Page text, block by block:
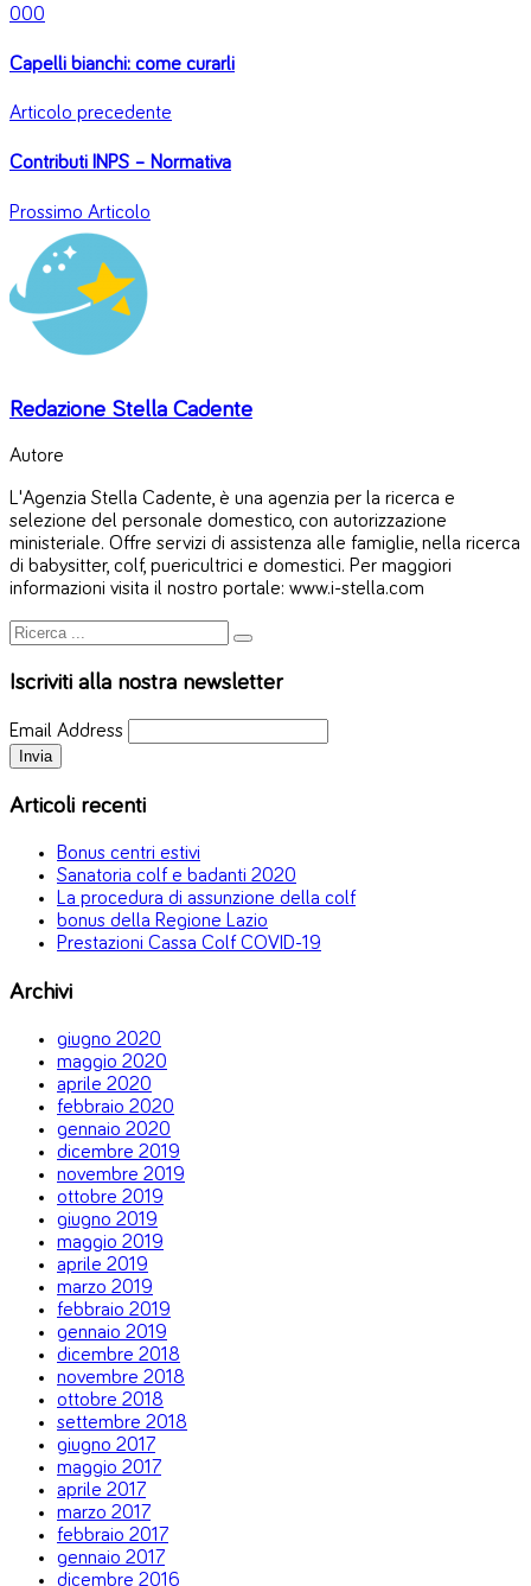
000
Capelli bianchi: come curarli
Articolo precedente
Contributi INPS – Normativa
Prossimo Articolo
Redazione Stella Cadente
Autore
L'Agenzia Stella Cadente, è una agenzia per la ricerca e
selezione del personale domestico, con autorizzazione
ministeriale. Offre servizi di assistenza alle famiglie, nella ricerca
di babysitter, colf, puericultrici e domestici. Per maggiori
informazioni visita il nostro portale: www.i-stella.com
Iscriviti alla nostra newsletter
Email Address
Articoli recenti
Bonus centri estivi
Sanatoria colf e badanti 2020
La procedura di assunzione della colf
bonus della Regione Lazio
Prestazioni Cassa Colf COVID-19
Archivi
giugno 2020
maggio 2020
aprile 2020
febbraio 2020
gennaio 2020
dicembre 2019
novembre 2019
ottobre 2019
giugno 2019
maggio 2019
aprile 2019
marzo 2019
febbraio 2019
gennaio 2019
dicembre 2018
novembre 2018
ottobre 2018
settembre 2018
giugno 2017
maggio 2017
aprile 2017
marzo 2017
febbraio 2017
gennaio 2017
dicembre 2016